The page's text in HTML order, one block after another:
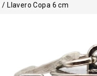
/ Llavero Copa 6 cm